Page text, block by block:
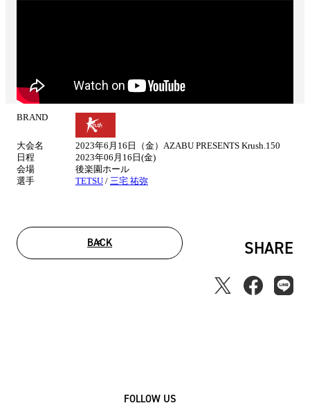
BRAND
大会名
2023年6月16日（金）AZABU PRESENTS Krush.150
日程
2023年06月16日(金)
会場
後楽園ホール
選手
TETSU / 三宅 祐弥
BACK SHARE
FOLLOW US